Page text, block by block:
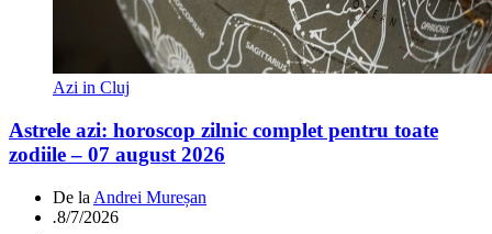
Azi in Cluj
Astrele azi: horoscop zilnic complet pentru toate
zodiile – 07 august 2026
De la Andrei Mureșan
.8/7/2026